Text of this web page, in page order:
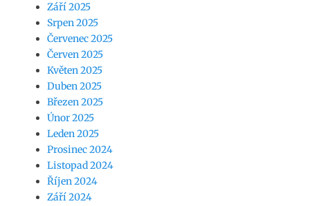
Září 2025
Srpen 2025
Červenec 2025
Červen 2025
Květen 2025
Duben 2025
Březen 2025
Únor 2025
Leden 2025
Prosinec 2024
Listopad 2024
Říjen 2024
Září 2024